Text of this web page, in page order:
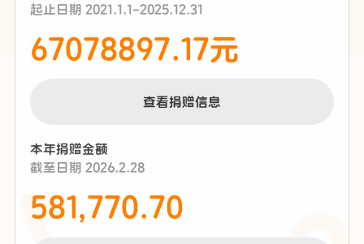
起止日期 2021.1.1-2025.12.31
67078897.17元
查看捐赠信息
本年捐赠金额
截至日期 2026.2.28
581,770.70